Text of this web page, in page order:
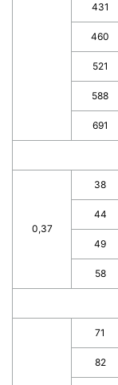
431
460
521
588
691
0,37
38
44
49
58
71
82